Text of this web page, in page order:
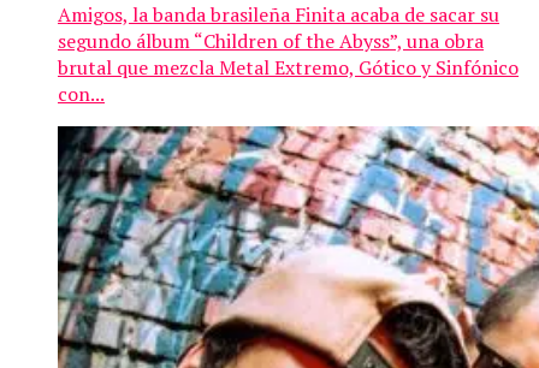
Amigos, la banda brasileña Finita acaba de sacar su
segundo álbum “Children of the Abyss”, una obra
brutal que mezcla Metal Extremo, Gótico y Sinfónico
con...